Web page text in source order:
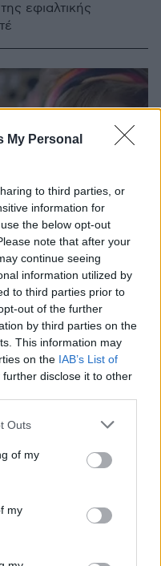
My Personal
to third parties, or
information for
the below opt-out
note that after your
continue seeing
information utilized by
to third parties prior to
out of the further
by third parties on the
This information may
on the IAB’s List of
further disclose it to other
one or more Google
You may click to
its third-party tags to
in below Google
Outs
of my
my
εφιαλτικής
Βούλγαρη,
προσκήνιο τη
οικογένειας